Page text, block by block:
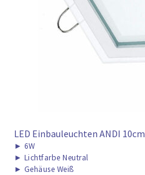
LED Einbauleuchten ANDI 10cm
► 6W
► Lichtfarbe Neutral
► Gehäuse Weiß